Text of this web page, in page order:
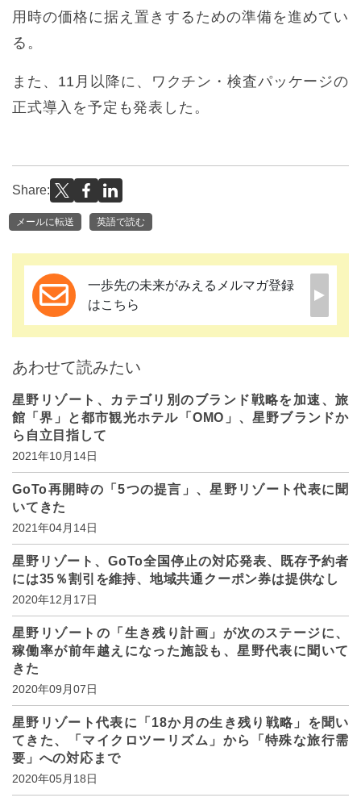
用時の価格に据え置きするための準備を進めてい
る。
また、11月以降に、ワクチン・検査パッケージの
正式導入を予定も発表した。
Share:
メールに転送 英語で読む
一歩先の未来がみえるメルマガ登録
はこちら
あわせて読みたい
星野リゾート、カテゴリ別のブランド戦略を加速、旅
館「界」と都市観光ホテル「OMO」、星野ブランドか
ら自立目指して
2021年10月14日
GoTo再開時の「5つの提言」、星野リゾート代表に聞
いてきた
2021年04月14日
星野リゾート、GoTo全国停止の対応発表、既存予約者
には35％割引を維持、地域共通クーポン券は提供なし
2020年12月17日
星野リゾートの「生き残り計画」が次のステージに、
稼働率が前年越えになった施設も、星野代表に聞いて
きた
2020年09月07日
星野リゾート代表に「18か月の生き残り戦略」を聞い
てきた、「マイクロツーリズム」から「特殊な旅行需
要」への対応まで
2020年05月18日